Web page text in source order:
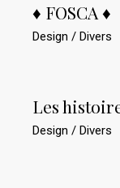
♦ FOSCA ♦
Design Divers
Les
Design Divers